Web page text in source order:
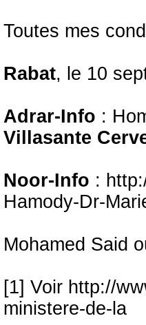
Toutes mes
Rabat, le 10
Adrar-Info :
Villasante
Noor-Info :
Hamody-Dr-
Mohamed Said
[1] Voir http://
ministere-de-la